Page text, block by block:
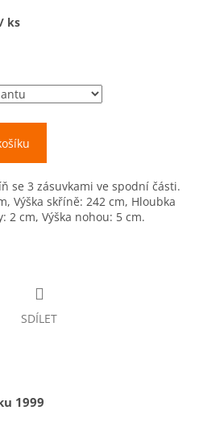
/ ks
se 3 zásuvkami ve spodní části.
Výška skříně: 242 cm, Hloubka
2 cm, Výška nohou: 5 cm.
SDÍLET
1999